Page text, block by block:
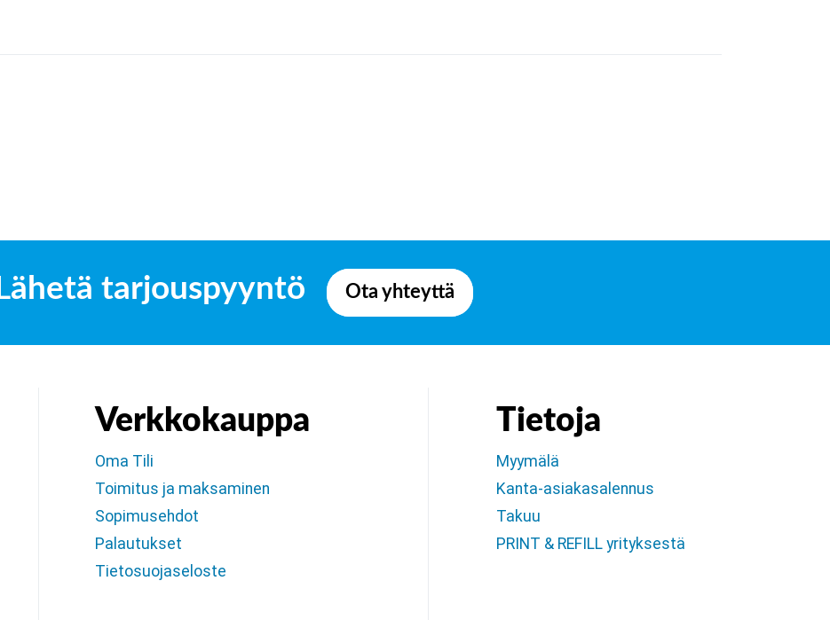
Lähetä tarjouspyyntö Ota yhteyttä
Verkkokauppa
Oma Tili
Toimitus ja maksaminen
Sopimusehdot
Palautukset
Tietosuojaseloste
Tietoja
Myymälä
Kanta-asiakasalennus
Takuu
PRINT & REFILL yrityksestä